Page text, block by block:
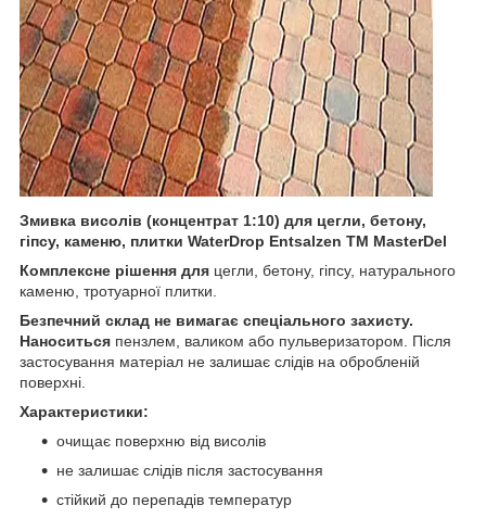
Змивка висолів (концентрат 1:10) для цегли, бетону,
гіпсу, каменю, плитки WaterDrop Entsalzen ТМ MasterDel
Комплексне рішення для цегли, бетону, гіпсу, натурального
каменю, тротуарної плитки.
Безпечний склад не вимагає спеціального захисту.
Наноситься пензлем, валиком або пульверизатором. Після
застосування матеріал не залишає слідів на обробленій
поверхні.
Характеристики:
очищає поверхню від висолів
не залишає слідів після застосування
стійкий до перепадів температур